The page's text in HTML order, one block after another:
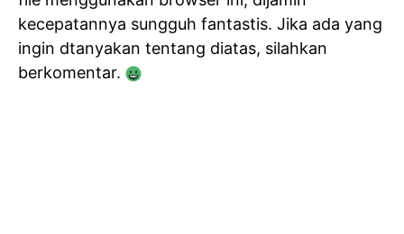
kecepatannya sungguh fantastis. Jika ada yang
ingin dtanyakan tentang diatas, silahkan
berkomentar.